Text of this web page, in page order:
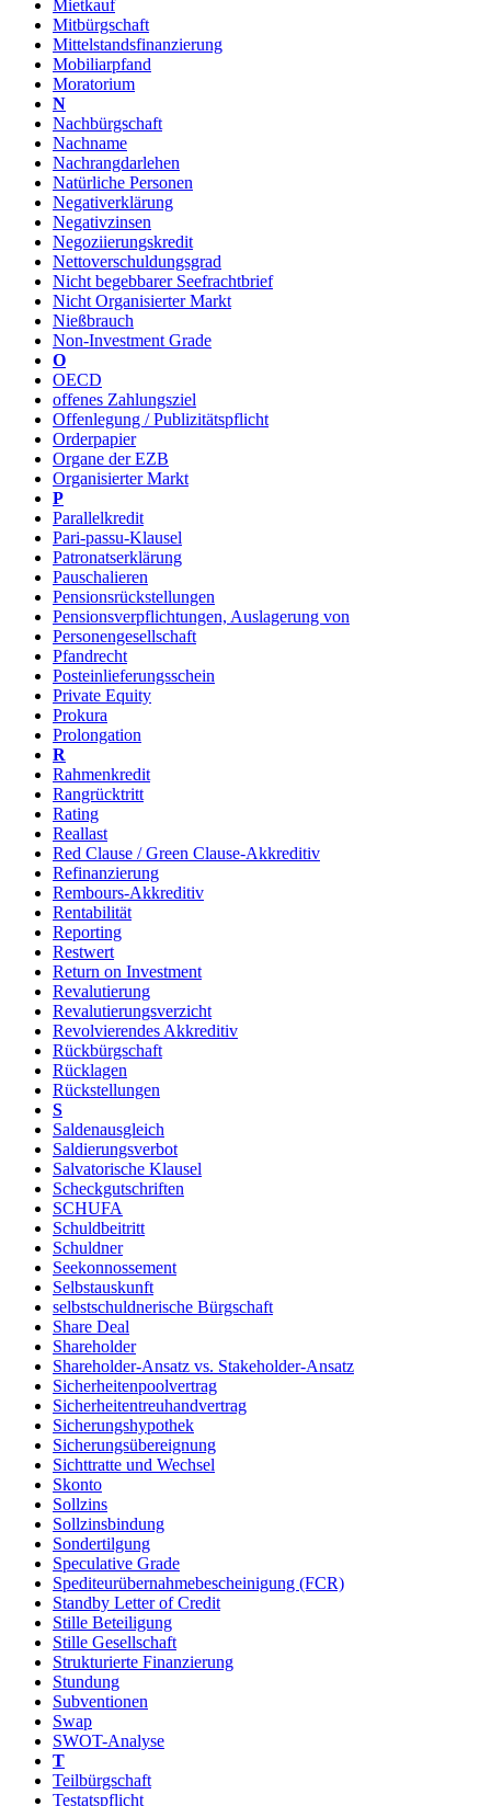
Mietkauf
Mitbürgschaft
Mittelstandsfinanzierung
Mobiliarpfand
Moratorium
N
Nachbürgschaft
Nachname
Nachrangdarlehen
Natürliche Personen
Negativerklärung
Negativzinsen
Negoziierungskredit
Nettoverschuldungsgrad
Nicht begebbarer Seefrachtbrief
Nicht Organisierter Markt
Nießbrauch
Non-Investment Grade
O
OECD
offenes Zahlungsziel
Offenlegung / Publizitätspflicht
Orderpapier
Organe der EZB
Organisierter Markt
P
Parallelkredit
Pari-passu-Klausel
Patronatserklärung
Pauschalieren
Pensionsrückstellungen
Pensionsverpflichtungen, Auslagerung von
Personengesellschaft
Pfandrecht
Posteinlieferungsschein
Private Equity
Prokura
Prolongation
R
Rahmenkredit
Rangrücktritt
Rating
Reallast
Red Clause / Green Clause-Akkreditiv
Refinanzierung
Rembours-Akkreditiv
Rentabilität
Reporting
Restwert
Return on Investment
Revalutierung
Revalutierungsverzicht
Revolvierendes Akkreditiv
Rückbürgschaft
Rücklagen
Rückstellungen
S
Saldenausgleich
Saldierungsverbot
Salvatorische Klausel
Scheckgutschriften
SCHUFA
Schuldbeitritt
Schuldner
Seekonnossement
Selbstauskunft
selbstschuldnerische Bürgschaft
Share Deal
Shareholder
Shareholder-Ansatz vs. Stakeholder-Ansatz
Sicherheitenpoolvertrag
Sicherheitentreuhandvertrag
Sicherungshypothek
Sicherungsübereignung
Sichttratte und Wechsel
Skonto
Sollzins
Sollzinsbindung
Sondertilgung
Speculative Grade
Spediteurübernahmebescheinigung (FCR)
Standby Letter of Credit
Stille Beteiligung
Stille Gesellschaft
Strukturierte Finanzierung
Stundung
Subventionen
Swap
SWOT-Analyse
T
Teilbürgschaft
Testatspflicht